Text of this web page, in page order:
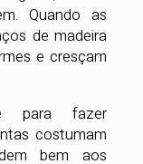
Quando as
de madeira
e cresçam
para fazer
costumam
bem aos